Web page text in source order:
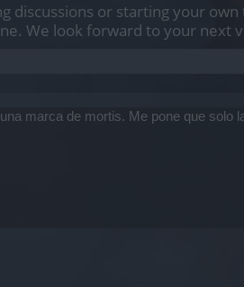
discussions or starting your
We look forward to your next
marca de mortis. Me pone que